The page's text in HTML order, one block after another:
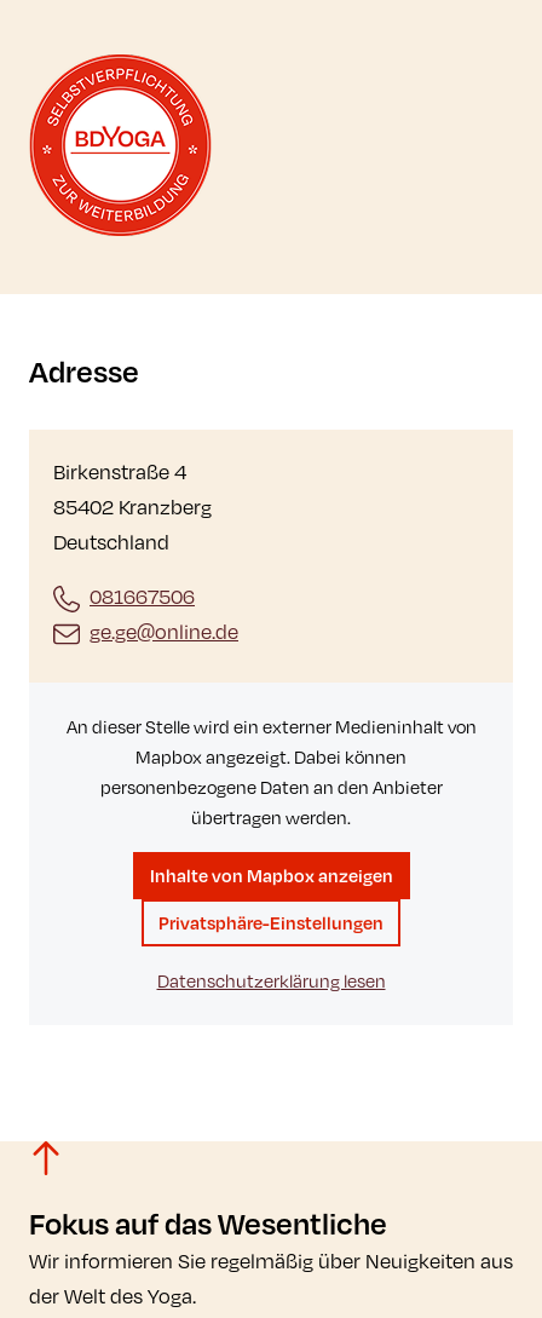
Mehr zur Selbstverpflichtung erfahren
Adresse
Birkenstraße 4
85402 Kranzberg
Deutschland
081667506
ge.ge@online.de
An dieser Stelle wird ein externer Medieninhalt von
Mapbox angezeigt. Dabei können
personenbezogene Daten an den Anbieter
übertragen werden.
Inhalte von Mapbox anzeigen
Privatsphäre-Einstellungen
Datenschutzerklärung lesen
Fokus auf das Wesentliche
Wir informieren Sie regelmäßig über Neuigkeiten aus
der Welt des Yoga.